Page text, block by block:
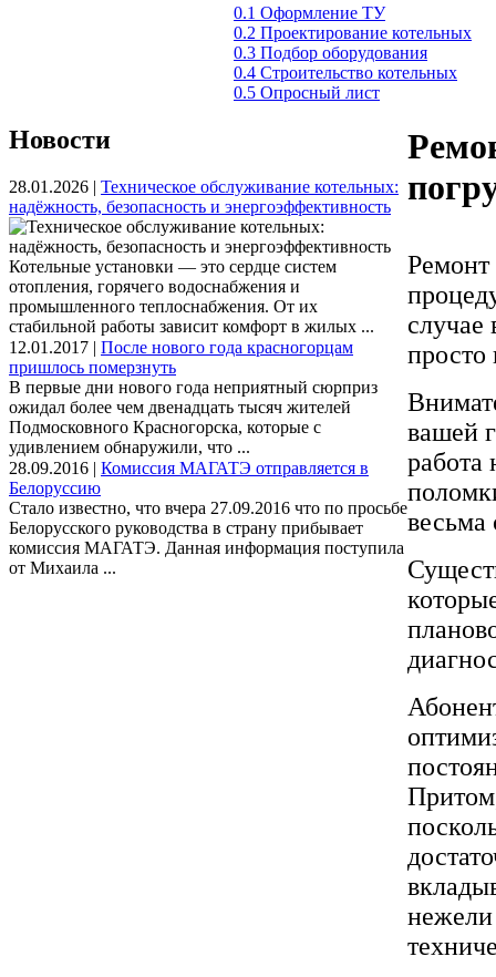
0.1 Оформление ТУ
0.2 Проектирование котельных
0.3 Подбор оборудования
0.4 Строительство котельных
0.5 Опросный лист
Новости
28.01.2026 | Техническое обслуживание котельных:
надёжность, безопасность и энергоэффективность
Котельные установки — это сердце систем
отопления, горячего водоснабжения и
промышленного теплоснабжения. От их
стабильной работы зависит комфорт в жилых ...
12.01.2017 | После нового года красногорцам
пришлось померзнуть
В первые дни нового года неприятный сюрприз
ожидал более чем двенадцать тысяч жителей
Подмосковного Красногорска, которые с
удивлением обнаружили, что ...
28.09.2016 | Комиссия МАГАТЭ отправляется в
Белоруссию
Стало известно, что вчера 27.09.2016 что по просьбе
Белорусского руководства в страну прибывает
комиссия МАГАТЭ. Данная информация поступила
от Михаила ...
Ремонт
просто
вашей
работа
нежели